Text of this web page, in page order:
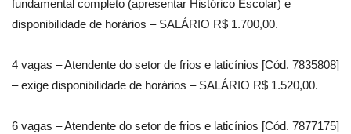
fundamental completo (apresentar Histórico Escolar) e
disponibilidade de horários – SALÁRIO R$ 1.700,00.
4 vagas – Atendente do setor de frios e laticínios [Cód. 7835808]
– exige disponibilidade de horários – SALÁRIO R$ 1.520,00.
6 vagas – Atendente do setor de frios e laticínios [Cód. 7877175]